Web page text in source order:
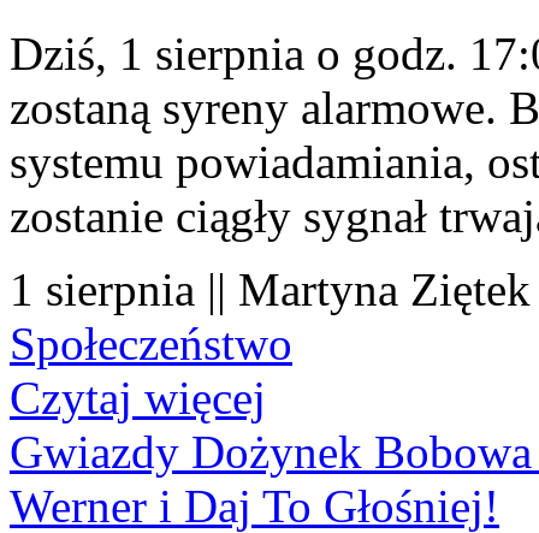
Dziś, 1 sierpnia o godz.
zostaną syreny alarmowe.
systemu powiadamiania,
zostanie ciągły sygnał
1 sierpnia || Martyna
Społeczeństwo
Czytaj więcej
Gwiazdy Dożynek Bobowa
Werner i Daj To Głośniej!